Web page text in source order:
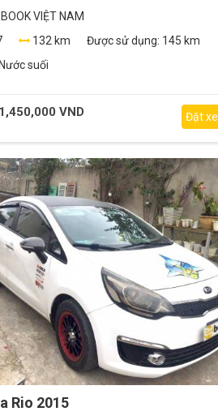
VIỆT NAM
132 km Được sử dụng: 145 km
Nước suối
1,450,000 VND Đặt xe
Rio 2015